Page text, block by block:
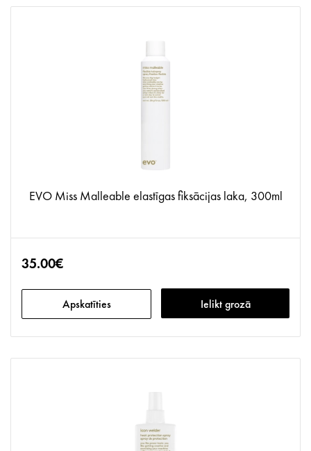
EVO Miss Malleable elastīgas fiksācijas laka, 300ml
35.00€
Apskatīties Ielikt grozā